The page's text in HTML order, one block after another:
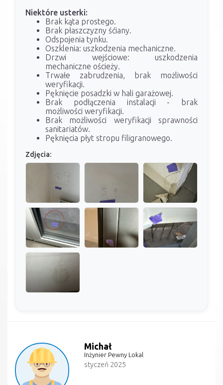
Niektóre usterki:
Brak kąta prostego.
Brak płaszczyzny śćiany.
Odspojenia tynku.
Oszklenia: uszkodzenia mechaniczne.
Drzwi wejściowe: uszkodzenia
mechaniczne ościeży.
Trwałe zabrudzenia, brak możliwości
weryfikacji.
Pęknięcie posadzki w hali garażowej.
Brak podłączenia instalacji - brak
możliwości weryfikacji.
Brak możliwości weryfikacji sprawności
sanitariatów.
Pęknięcia płyt stropu filigranowego.
Zdjęcia:
Michał
Inżynier Pewny Lokal
styczeń 2025